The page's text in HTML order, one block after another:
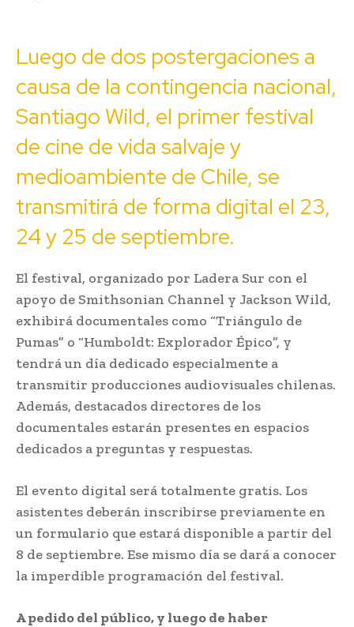
Luego de dos postergaciones a
causa de la contingencia nacional,
Santiago Wild, el primer festival
de cine de vida salvaje y
medioambiente de Chile, se
transmitirá de forma digital el 23,
24 y 25 de septiembre.
El festival, organizado por Ladera Sur con el
apoyo de Smithsonian Channel y Jackson Wild,
exhibirá documentales como “Triángulo de
Pumas” o “Humboldt: Explorador Épico”, y
tendrá un día dedicado especialmente a
transmitir producciones audiovisuales chilenas.
Además, destacados directores de los
documentales estarán presentes en espacios
dedicados a preguntas y respuestas.
El evento digital será totalmente gratis. Los
asistentes deberán inscribirse previamente en
un formulario que estará disponible a partir del
8 de septiembre. Ese mismo día se dará a conocer
la imperdible programación del festival.
A pedido del público, y luego de haber